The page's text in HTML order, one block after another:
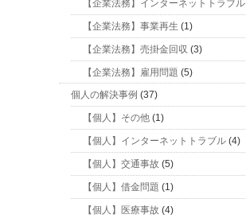
【企業法務】インターネットトラブル
【企業法務】事業再生 (1)
【企業法務】売掛金回収 (3)
【企業法務】雇用問題 (5)
個人の解決事例 (37)
【個人】その他 (1)
【個人】インターネットトラブル (4)
【個人】交通事故 (5)
【個人】借金問題 (1)
【個人】医療事故 (4)